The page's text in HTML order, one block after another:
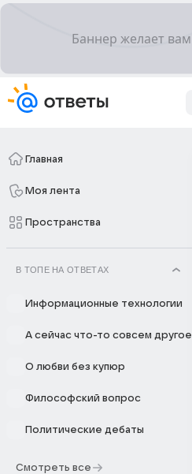
Главная
Моя лента
Пространства
В ТОПЕ НА ОТВЕТАХ
Информационные технологии
А сейчас что-то совсем другое
О любви без купюр
Философский вопрос
Политические дебаты
Смотреть все